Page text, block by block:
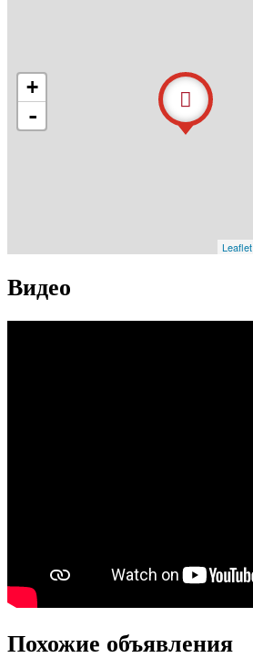
+
-
Leaflet
Видео
Похожие объявления